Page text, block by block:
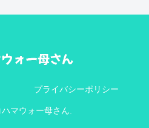
プライバシーポリシー
マウォー母さん.